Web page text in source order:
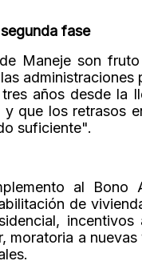
fase
Maneje son
años desde la
que los retrasos
suficiente".
al
de
moratoria a